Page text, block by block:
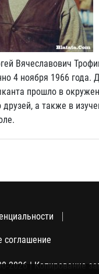
Вячеславович
4 ноября 1966 года.
прошло в
друзей, а также в
соглашение
2026 | Копирование